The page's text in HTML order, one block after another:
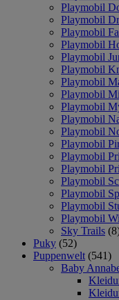
Playmobil
Playmobil
Playmobil
Playmobil
Playmobil
Playmobil
Playmobil
Playmobil
Playmobil
Playmobil
Playmobil
Playmobil
Playmobil
Playmobil
Playmobil
Playmobil
Playmobil
Playmobil
Sky Trails
Puky (52)
Puppenwelt (541)
Baby